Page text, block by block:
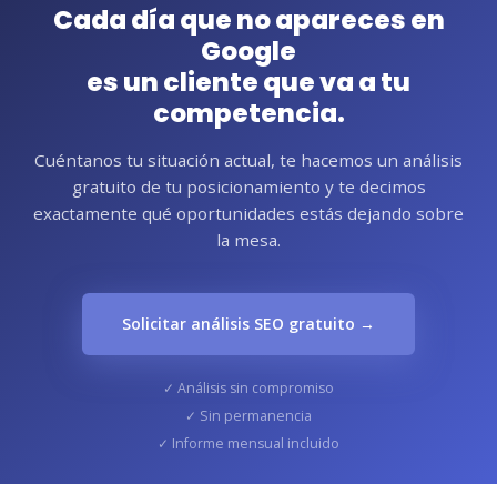
Cada día que no apareces en
Google
es un cliente que va a tu
competencia.
Cuéntanos tu situación actual, te hacemos un análisis
gratuito de tu posicionamiento y te decimos
exactamente qué oportunidades estás dejando sobre
la mesa.
Solicitar análisis SEO gratuito →
✓ Análisis sin compromiso
✓ Sin permanencia
✓ Informe mensual incluido